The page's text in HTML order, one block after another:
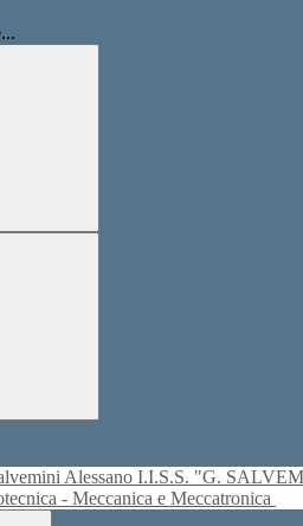
I.I.S.S. "G.
- Meccanica e Meccatronica